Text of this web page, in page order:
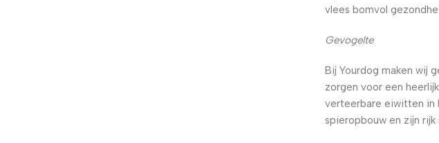
vlees bomvol
Gevogelte
Bij Yourdog maken wij
zorgen voor een
verteerbare eiwitten in
spieropbouw en zijn rijk